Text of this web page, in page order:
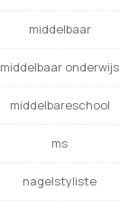
middelbaar
middelbaar onderwijs
middelbareschool
ms
nagelstyliste